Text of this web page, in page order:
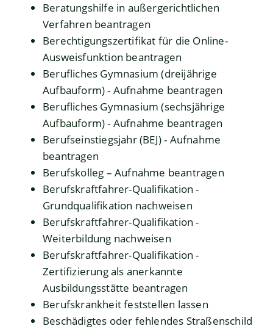
Beratungshilfe in außergerichtlichen
Verfahren beantragen
Berechtigungszertifikat für die Online-
Ausweisfunktion beantragen
Berufliches Gymnasium (dreijährige
Aufbauform) - Aufnahme beantragen
Berufliches Gymnasium (sechsjährige
Aufbauform) - Aufnahme beantragen
Berufseinstiegsjahr (BEJ) - Aufnahme
beantragen
Berufskolleg – Aufnahme beantragen
Berufskraftfahrer-Qualifikation -
Grundqualifikation nachweisen
Berufskraftfahrer-Qualifikation -
Weiterbildung nachweisen
Berufskraftfahrer-Qualifikation -
Zertifizierung als anerkannte
Ausbildungsstätte beantragen
Berufskrankheit feststellen lassen
Beschädigtes oder fehlendes Straßenschild